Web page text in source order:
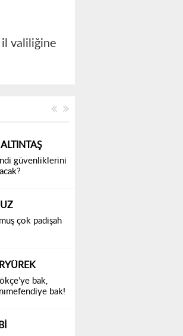
il valiliğine
güvenliklerini
çok padişah
bak,
bak!